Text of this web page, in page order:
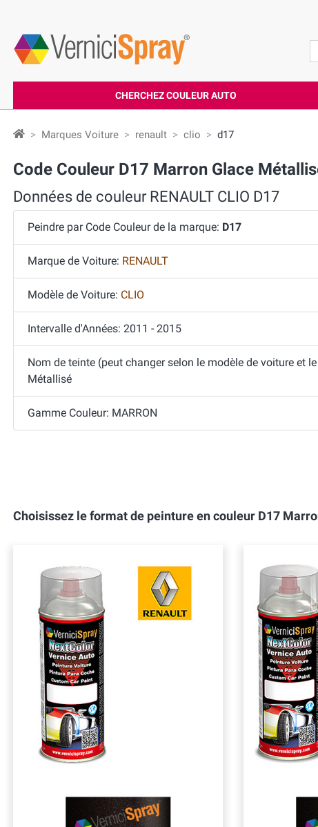
CHERCHEZ COULEUR AUTO
Marques Voiture renault clio d17
Code Couleur D17 Marron Glace
Données de couleur RENAULT CLIO D17
Peindre par Code Couleur de la marque: D17
Marque de Voiture: RENAULT
Modèle de Voiture: CLIO
Intervalle d'Années: 2011 - 2015
Nom de teinte (peut changer selon le modèle de voiture et
Métallisé
Gamme Couleur: MARRON
Choisissez le format de peinture en couleur D17